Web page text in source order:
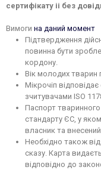
сертифікату іі без
Вимоги на даний момент
Підтвердження
повинна бути
кордону.
Вік молодих тварин
Мікрочіп
зчитувачами ISO
Паспорт
стандарту ЄС, у
власник та
Необхідно також
сказу. Карта
відповідно до